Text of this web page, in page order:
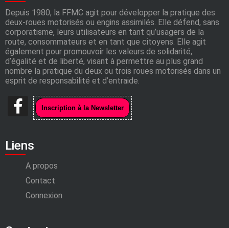
Depuis 1980, la FFMC agit pour développer la pratique des
deux-roues motorisés ou engins assimilés. Elle défend, sans
corporatisme, leurs utilisateurs en tant qu’usagers de la
route, consommateurs et en tant que citoyens. Elle agit
également pour promouvoir les valeurs de solidarité,
d’égalité et de liberté, visant à permettre au plus grand
nombre la pratique du deux ou trois roues motorisés dans un
esprit de responsabilité et d’entraide.
Liens
A propos
Contact
Connexion